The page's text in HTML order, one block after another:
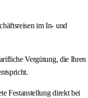
im In- und
Vergütung, die Ihren
Festanstellung direkt bei